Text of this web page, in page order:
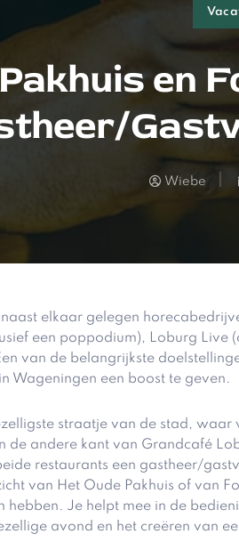
en
Wiebe
elkaar gelegen
een poppodium), Loburg Live
van de belangrijkste
Wageningen een boost te geven.
straatje van de stad,
andere kant van Grandcafé
restaurants een gastheer/
van Het Oude Pakhuis of van
Je helpt mee in de
avond en het creëren van